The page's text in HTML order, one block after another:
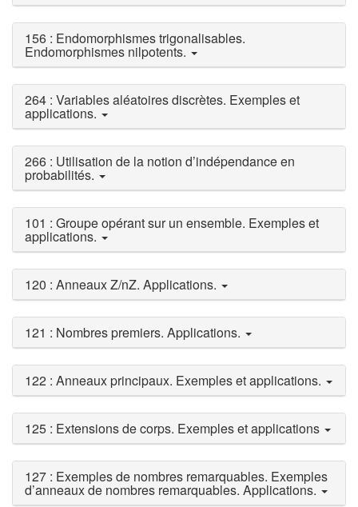
156 : Endomorphismes trigonalisables.
Endomorphismes nilpotents.
264 : Variables aléatoires discrètes. Exemples et
applications.
266 : Utilisation de la notion d’indépendance en
probabilités.
101 : Groupe opérant sur un ensemble. Exemples et
applications.
120 : Anneaux Z/nZ. Applications.
121 : Nombres premiers. Applications.
122 : Anneaux principaux. Exemples et applications.
125 : Extensions de corps. Exemples et applications
127 : Exemples de nombres remarquables. Exemples
d’anneaux de nombres remarquables. Applications.